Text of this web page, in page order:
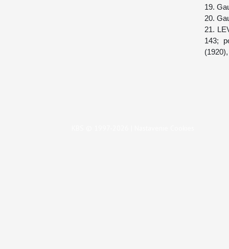
19.
20.
21.
143;